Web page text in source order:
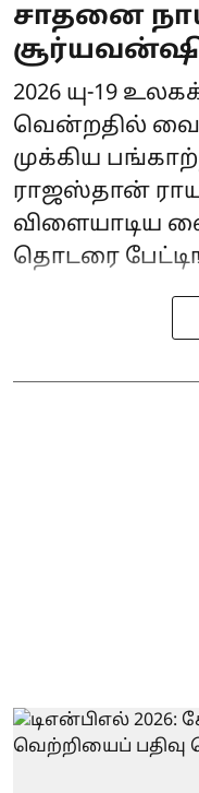
சாதனை
2026 யு-19
வென்றதில்
முக்கிய
ராஜஸ்தான்
விளையாடிய
தொடரை